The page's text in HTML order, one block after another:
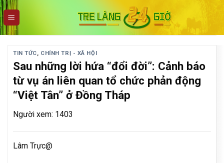
Skip
to
content
TIN TỨC, CHÍNH TRỊ - XÃ HỘI
Sau những lời hứa “đổi đời”: Cảnh báo
từ vụ án liên quan tổ chức phản động
“Việt Tân” ở Đồng Tháp
Người xem: 1403
Lâm Trực@